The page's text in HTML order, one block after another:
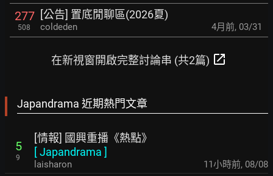
277
508
[公告] 置底閒聊區(2026夏)
coldeden 4月前, 03/31
在新視窗開啟完整討論串 (共2篇) open_in_new
Japandrama 近期熱門文章
5
9
[情報] 國興重播《熱點》
[Japandrama ]
laisharon 11小時前, 08/08